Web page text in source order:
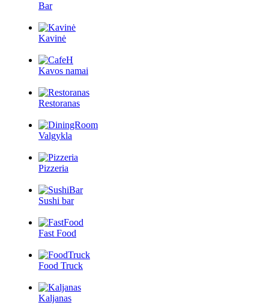
Bar
Kavinė
Kavos namai
Restoranas
Valgykla
Pizzeria
Sushi bar
Fast Food
Food Truck
Kaljanas